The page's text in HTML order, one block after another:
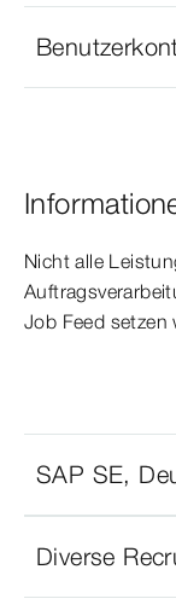
Nicht alle
Job Feed setzen
SAP SE,
Diverse